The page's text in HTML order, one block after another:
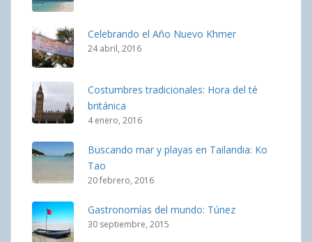
Celebrando el Año Nuevo Khmer
24 abril, 2016
Costumbres tradicionales: Hora del té
británica
4 enero, 2016
Buscando mar y playas en Tailandia: Ko
Tao
20 febrero, 2016
Gastronomías del mundo: Túnez
30 septiembre, 2015